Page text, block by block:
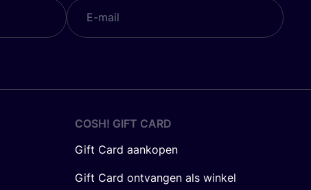
COSH! GIFT CARD
Gift Card aankopen
Gift Card ontvangen als winkel